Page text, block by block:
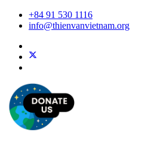
+84 91 530 1116
info@thienvanvietnam.org